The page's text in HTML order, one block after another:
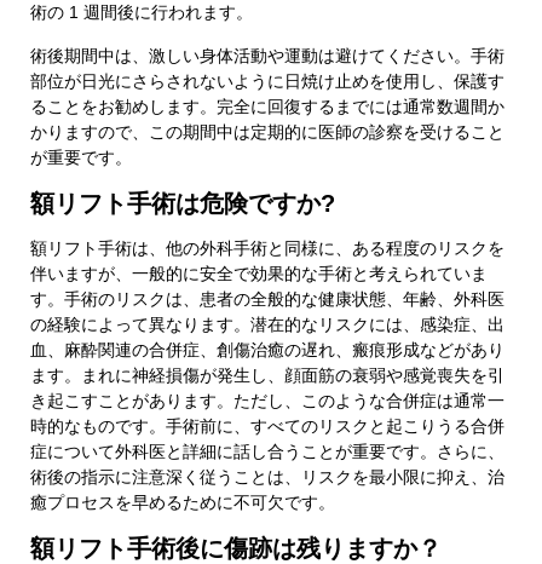
術の 1 週間後に行われます。
術後期間中は、激しい身体活動や運動は避けてください。手術
部位が日光にさらされないように日焼け止めを使用し、保護す
ることをお勧めします。完全に回復するまでには通常数週間か
かりますので、この期間中は定期的に医師の診察を受けること
が重要です。
額リフト手術は危険ですか?
額リフト手術は、他の外科手術と同様に、ある程度のリスクを
伴いますが、一般的に安全で効果的な手術と考えられていま
す。手術のリスクは、患者の全般的な健康状態、年齢、外科医
の経験によって異なります。潜在的なリスクには、感染症、出
血、麻酔関連の合併症、創傷治癒の遅れ、瘢痕形成などがあり
ます。まれに神経損傷が発生し、顔面筋の衰弱や感覚喪失を引
き起こすことがあります。ただし、このような合併症は通常一
時的なものです。手術前に、すべてのリスクと起こりうる合併
症について外科医と詳細に話し合うことが重要です。さらに、
術後の指示に注意深く従うことは、リスクを最小限に抑え、治
癒プロセスを早めるために不可欠です。
額リフト手術後に傷跡は残りますか？